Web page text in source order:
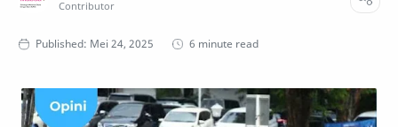
6 minute read